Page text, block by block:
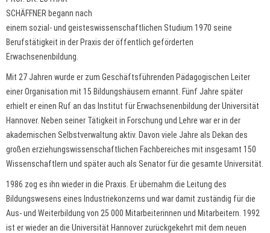
SCHÄFFNER begann nach
einem sozial- und geisteswissenschaftlichen Studium 1970 seine
Berufstätigkeit in der Praxis der öffentlich geförderten
Erwachsenenbildung.
Mit 27 Jahren wurde er zum Geschäftsführenden Pädagogischen Leiter
einer Organisation mit 15 Bildungshäusern ernannt. Fünf Jahre später
erhielt er einen Ruf an das Institut für Erwachsenenbildung der Universität
Hannover. Neben seiner Tätigkeit in Forschung und Lehre war er in der
akademischen Selbstverwaltung aktiv. Davon viele Jahre als Dekan des
großen erziehungswissenschaftlichen Fachbereiches mit insgesamt 150
Wissenschaftlern und später auch als Senator für die gesamte Universität.
1986 zog es ihn wieder in die Praxis. Er übernahm die Leitung des
Bildungswesens eines Industriekonzerns und war damit zuständig für die
Aus- und Weiterbildung von 25 000 Mitarbeiterinnen und Mitarbeitern. 1992
ist er wieder an die Universität Hannover zurückgekehrt mit dem neuen